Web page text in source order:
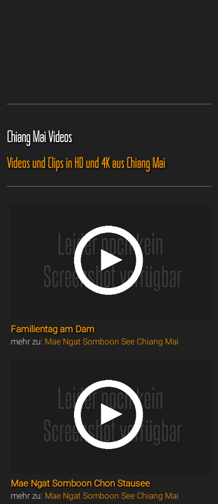
Chiang Mai Videos
Videos und Clips in HD und 4K aus Chiang Mai
Familientag am Dam
mehr zu: Mae Ngat Somboon See Chiang Mai
Mae Ngat Somboon Chon Stausee
mehr zu: Mae Ngat Somboon See Chiang Mai